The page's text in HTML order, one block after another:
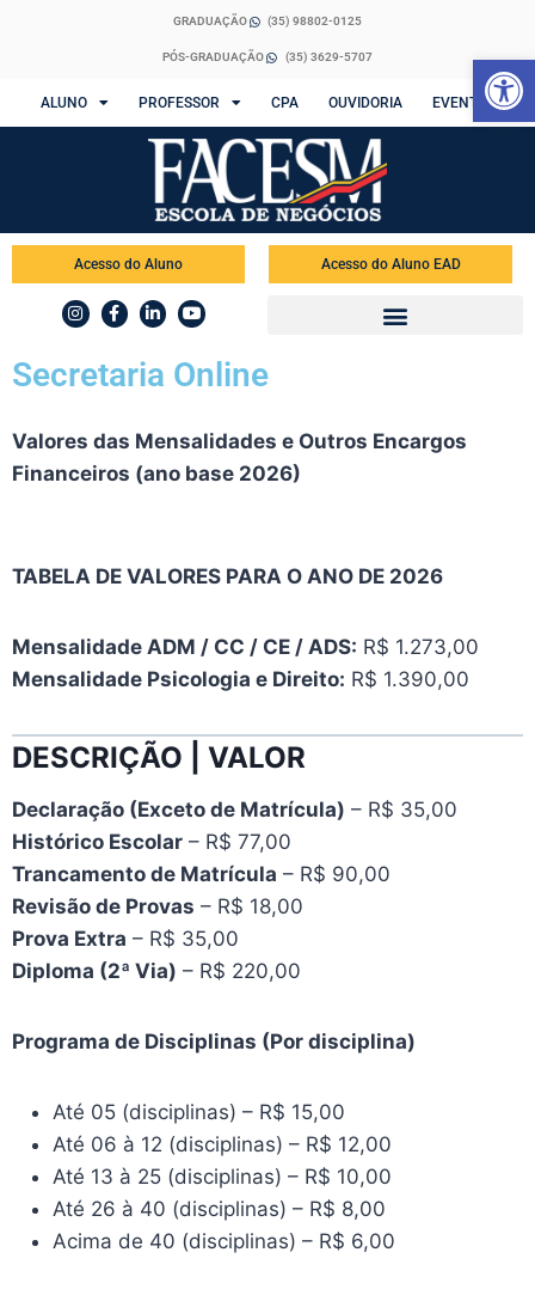
GRADUAÇÃO (35) 98802-0125
PÓS-GRADUAÇÃO (35) 3629-5707
ALUNO PROFESSOR CPA OUVIDORIA EVENTOS
Acesso do Aluno Acesso do Aluno EAD
Secretaria Online
Valores das Mensalidades e Outros Encargos
Financeiros (ano base 2026)
TABELA DE VALORES PARA O ANO DE 2026
Mensalidade ADM / CC / CE / ADS: R$ 1.273,00
Mensalidade Psicologia e Direito: R$ 1.390,00
DESCRIÇÃO | VALOR
Declaração (Exceto de Matrícula) – R$ 35,00
Histórico Escolar – R$ 77,00
Trancamento de Matrícula – R$ 90,00
Revisão de Provas – R$ 18,00
Prova Extra – R$ 35,00
Diploma (2ª Via) – R$ 220,00
Programa de Disciplinas (Por disciplina)
Até 05 (disciplinas) – R$ 15,00
Até 06 à 12 (disciplinas) – R$ 12,00
Até 13 à 25 (disciplinas) – R$ 10,00
Até 26 à 40 (disciplinas) – R$ 8,00
Acima de 40 (disciplinas) – R$ 6,00
Abrir